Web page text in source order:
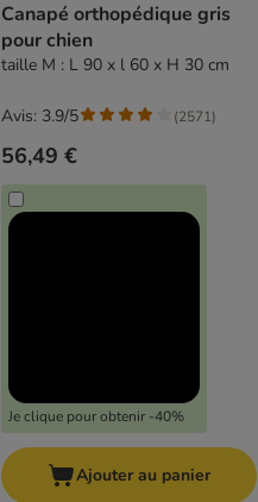
Canapé orthopédique gris
pour chien
taille M : L 90 x l 60 x H 30 cm
56,49 €
Je clique pour obtenir -40%
Avis: 3.9/5 (2571)
Ajouter au panier